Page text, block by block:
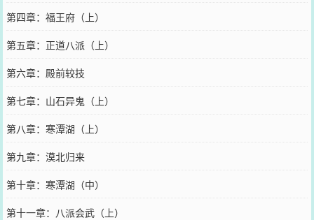
第四章：福王府（上）
第五章：正道八派（上）
第六章：殿前较技
第七章：山石异鬼（上）
第八章：寒潭湖（上）
第九章：漠北归来
第十章：寒潭湖（中）
第十一章：八派会武（上）